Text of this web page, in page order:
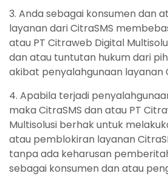
3. Anda sebagai konsumen dan
layanan dari CitraSMS
atau PT Citraweb Digital
dan atau tuntutan hukum dari
akibat penyalahgunaan layanan
4. Apabila terjadi
maka CitraSMS dan atau PT
Multisolusi berhak untuk
atau pemblokiran layanan
tanpa ada keharusan
sebagai konsumen dan atau